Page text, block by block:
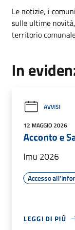
Le notizie, i
sulle ultime
territorio
In
AVVISI
12 MAGGIO 2026
Acconto e
Imu 2026
Accesso
LEGGI DI PIÙ